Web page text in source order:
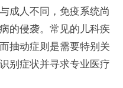
成人不同，免疫系统尚
的侵袭。常见的儿科疾
抽动症则是需要特别关
别症状并寻求专业医疗